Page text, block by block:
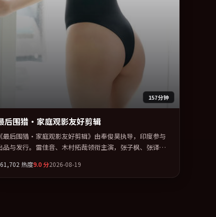
157分钟
后围猎·家庭观影友好剪辑
《最后围猎·家庭观影友好剪辑》由奉俊昊执导，印度参与
品与发行。雷佳音、木村拓哉领衔主演，张子枫、张译、
以「冒险」类型为骨架，在叙事、表演与视听上力求统
。定于 2026-10-01 在内地院线及主流平台同步亮相，2026
热度9.0分2026-08-19